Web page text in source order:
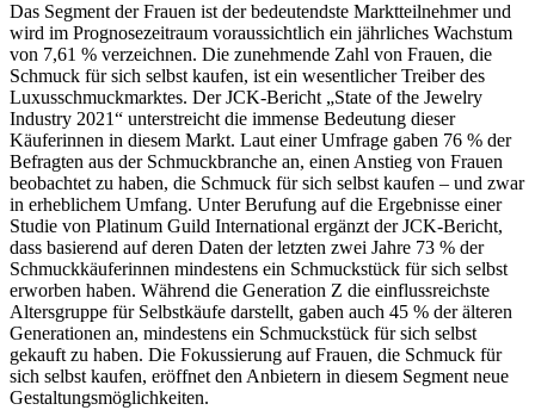
Das Segment der Frauen ist der bedeutendste Marktteilnehmer und
wird im Prognosezeitraum voraussichtlich ein jährliches Wachstum
von 7,61 % verzeichnen. Die zunehmende Zahl von Frauen, die
Schmuck für sich selbst kaufen, ist ein wesentlicher Treiber des
Luxusschmuckmarktes. Der JCK-Bericht „State of the Jewelry
Industry 2021“ unterstreicht die immense Bedeutung dieser
Käuferinnen in diesem Markt. Laut einer Umfrage gaben 76 % der
Befragten aus der Schmuckbranche an, einen Anstieg von Frauen
beobachtet zu haben, die Schmuck für sich selbst kaufen – und zwar
in erheblichem Umfang. Unter Berufung auf die Ergebnisse einer
Studie von Platinum Guild International ergänzt der JCK-Bericht,
dass basierend auf deren Daten der letzten zwei Jahre 73 % der
Schmuckkäuferinnen mindestens ein Schmuckstück für sich selbst
erworben haben. Während die Generation Z die einflussreichste
Altersgruppe für Selbstkäufe darstellt, gaben auch 45 % der älteren
Generationen an, mindestens ein Schmuckstück für sich selbst
gekauft zu haben. Die Fokussierung auf Frauen, die Schmuck für
sich selbst kaufen, eröffnet den Anbietern in diesem Segment neue
Gestaltungsmöglichkeiten.